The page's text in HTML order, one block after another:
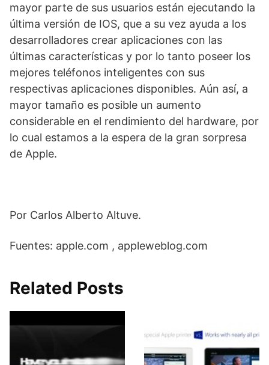
mayor parte de sus usuarios están ejecutando la
última versión de IOS, que a su vez ayuda a los
desarrolladores crear aplicaciones con las
últimas características y por lo tanto poseer los
mejores teléfonos inteligentes con sus
respectivas aplicaciones disponibles. Aún así, a
mayor tamaño es posible un aumento
considerable en el rendimiento del hardware, por
lo cual estamos a la espera de la gran sorpresa
de Apple.
Por Carlos Alberto Altuve.
Fuentes: apple.com , appleweblog.com
Related Posts